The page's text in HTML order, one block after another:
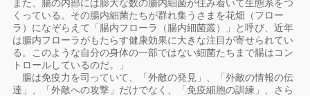
また、腸の内部には膨大な数の腸内細菌が住み着いて生態系をつ
くっている。その腸内細菌たちが群れ集うさまを花畑（フロー
ラ）になぞらえて「腸内フローラ（腸内細菌叢）」と呼び、近年
は腸内フローラがもたらす健康効果に大きな注目が寄せられてい
る。このような自分の身体の一部ではない細菌たちまで腸はコン
トロールしているのだ。」
腸は免疫力を司っていて、「外敵の発見」、「外敵の情報の伝
達」、「外敵への攻撃」だけでなく、「免疫細胞の訓練」、さら